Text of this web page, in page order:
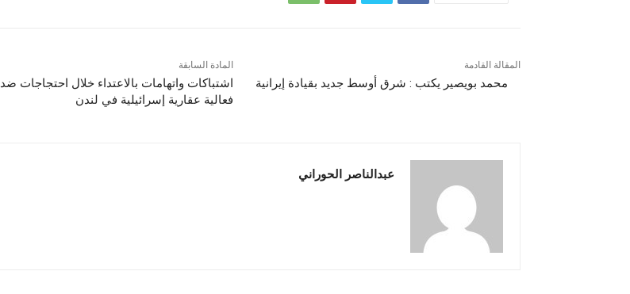
المادة السابقة
اشتباكات واتهامات بالاعتداء خلال احتجاجات ضد
فعالية عقارية إسرائيلية في لندن
المقالة القادمة
محمد بويصير يكتب : شرق أوسط جديد بقيادة إيرانية
عبدالناصر الحوراني